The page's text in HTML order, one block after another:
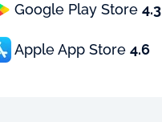
Google Play Store 4.3
Apple App Store 4.6